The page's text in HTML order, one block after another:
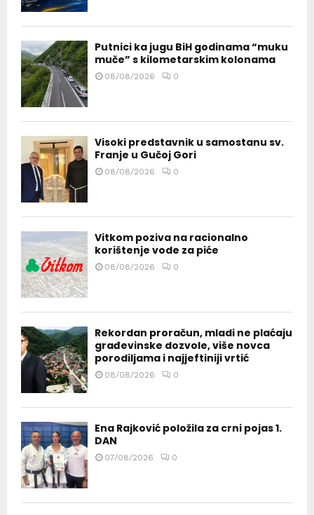
Putnici ka jugu BiH godinama “muku
muče” s kilometarskim kolonama
08/08/2026 0
Visoki predstavnik u samostanu sv.
Franje u Gučoj Gori
08/08/2026 0
Vitkom poziva na racionalno
korištenje vode za piće
08/08/2026 0
Rekordan proračun, mladi ne plaćaju
građevinske dozvole, više novca
porodiljama i najjeftiniji vrtić
08/08/2026 0
Ena Rajković položila za crni pojas 1.
DAN
07/08/2026 0